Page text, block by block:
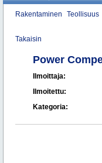
Rakentaminen Teollisuus
Takaisin
Power
Ilmoittaja:
Ilmoitettu:
Kategoria: